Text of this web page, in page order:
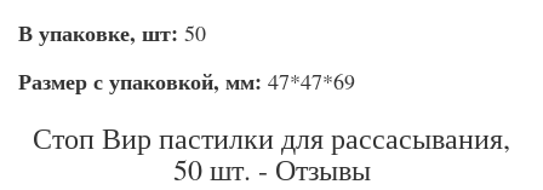
В упаковке, шт: 50
Размер с упаковкой, мм: 47*47*69
Стоп Вир пастилки для рассасывания,
50 шт. - Отзывы